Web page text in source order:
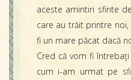
aceste amintiri sfinte
care au trăit printre
fi un mare păcat dacă
Cred că vom fi
cum i-am urmat pe